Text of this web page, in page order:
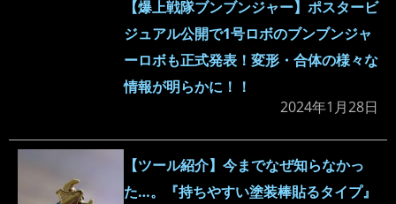
【爆上戦隊ブンブンジャー】ポスタービ
ジュアル公開で1号ロボのブンブンジャ
ーロボも正式発表！変形・合体の様々な
情報が明らかに！！
2024年1月28日
【ツール紹介】今までなぜ知らなかっ
た…。『持ちやすい塗装棒貼るタイプ』